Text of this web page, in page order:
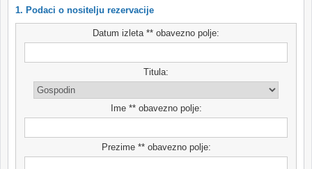
1. Podaci o nositelju rezervacije
Datum izleta ** obavezno polje:
Titula:
Ime ** obavezno polje:
Prezime ** obavezno polje: